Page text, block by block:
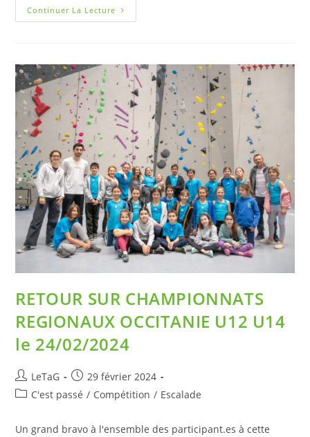
Continuer La Lecture
RETOUR SUR CHAMPIONNATS
REGIONAUX OCCITANIE U12 U14
le 24/02/2024
LeTaG
29 février 2024
C'est passé / Compétition / Escalade
Un grand bravo à l'ensemble des participant.es à cette